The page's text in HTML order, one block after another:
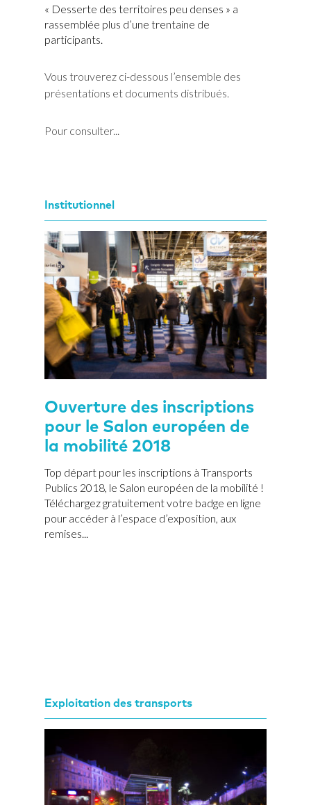
« Desserte des territoires peu denses » a
rassemblée plus d’une trentaine de
participants.
Vous trouverez ci-dessous l’ensemble des
présentations et documents distribués.
Pour consulter...
Institutionnel
Ouverture des inscriptions
pour le Salon européen de
la mobilité 2018
Top départ pour les inscriptions à Transports
Publics 2018, le Salon européen de la mobilité !
Téléchargez gratuitement votre badge en ligne
pour accéder à l’espace d’exposition, aux
remises...
Exploitation des transports